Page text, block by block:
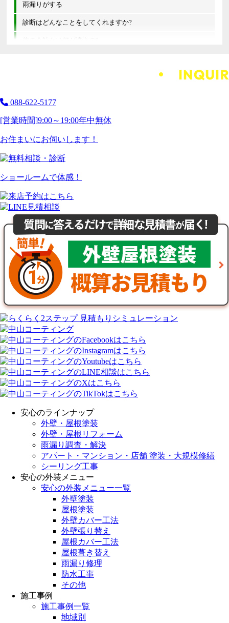
雨漏りがする
診断はどんなことをしてくれますか?
他の会社とは何が違うの?
088-622-5177
[営業時間]9:00～19:00年中無休
お住まいにお伺いします！
ショールームで体感！
安心のラインナップ
外壁・屋根塗装
外壁・屋根リフォーム
雨漏り調査・解決
アパート・マンション・店舗 塗装・大規模修繕
シーリング工事
安心の外装メニュー
安心の外装メニュー一覧
外壁塗装
屋根塗装
外壁カバー工法
外壁張り替え
屋根カバー工法
屋根葺き替え
雨漏り修理
防水工事
その他
施工事例
施工事例一覧
地域別